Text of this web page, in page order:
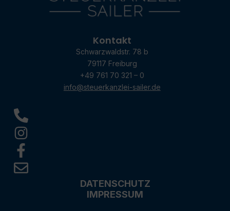
Kontakt
Schwarzwaldstr. 78 b
79117 Freiburg
+49 761 70 321 – 0
info@steuerkanzlei-sailer.de
DATENSCHUTZ
IMPRESSUM